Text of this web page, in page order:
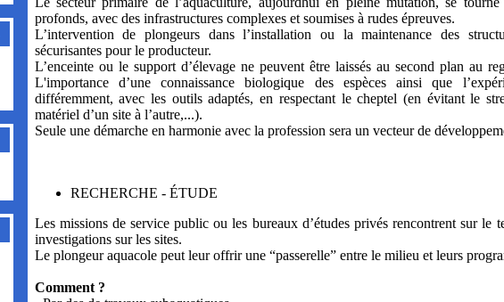
profonds, avec des infrastructures complexes et soumises à rudes épreuves.
L’intervention de plongeurs dans l’installation ou la maintenance des
sécurisantes pour le producteur.
L’enceinte ou le support d’élevage ne peuvent être laissés au second plan au
L'importance d’une connaissance biologique des espèces ainsi que
différemment, avec les outils adaptés, en respectant le cheptel (en évitant le
matériel d’un site à l’autre,...).
Seule une démarche en harmonie avec la profession sera un vecteur de
RECHERCHE - ÉTUDE
Les missions de service public ou les bureaux d’études privés rencontrent sur le
investigations sur les sites.
Le plongeur aquacole peut leur offrir une “passerelle” entre le milieu et leurs
Comment ?